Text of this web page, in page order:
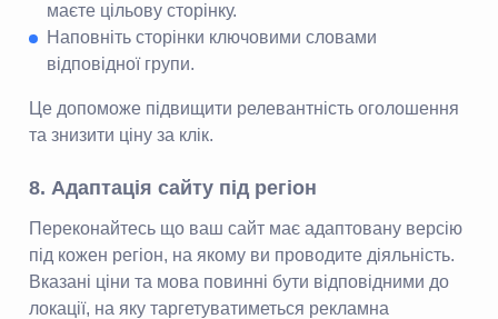
маєте цільову сторінку.
Наповніть сторінки ключовими словами
відповідної групи.
Це допоможе підвищити релевантність оголошення
та знизити ціну за клік.
8. Адаптація сайту під регіон
Переконайтесь що ваш сайт має адаптовану версію
під кожен регіон, на якому ви проводите діяльність.
Вказані ціни та мова повинні бути відповідними до
локації, на яку таргетуватиметься рекламна